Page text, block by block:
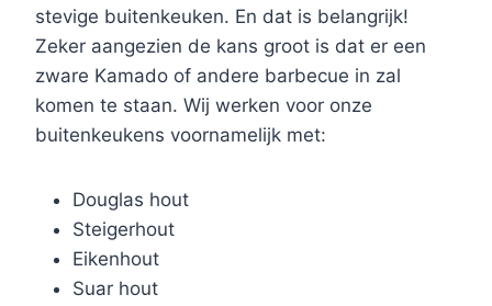
stevige buitenkeuken. En dat is belangrijk!
Zeker aangezien de kans groot is dat er een
zware Kamado of andere barbecue in zal
komen te staan. Wij werken voor onze
buitenkeukens voornamelijk met:
Douglas hout
Steigerhout
Eikenhout
Suar hout